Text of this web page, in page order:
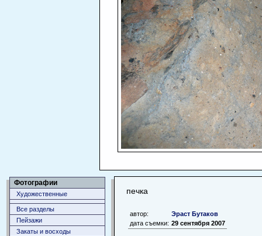
Фотографии
Художественные
Все разделы
Пейзажи
Закаты и восходы
печка
автор:
Эраст Бутаков
дата съемки: 29 сентября 2007